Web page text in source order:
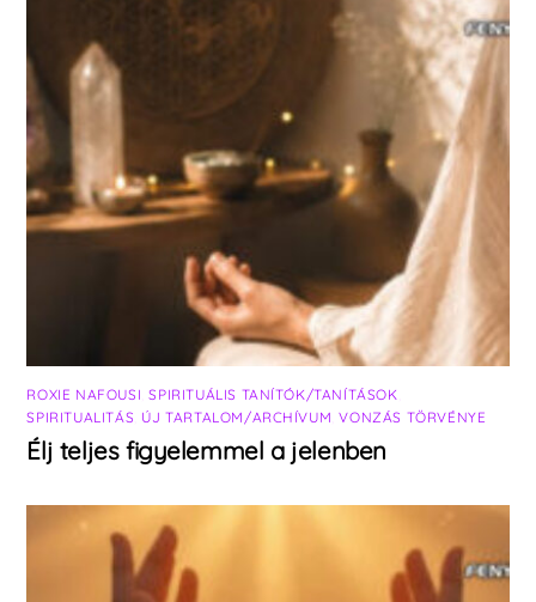
ROXIE NAFOUSI ,SPIRITUÁLIS TANÍTÓK/TANÍTÁSOK
SPIRITUALITÁS ÚJ TARTALOM/ARCHÍVUM ,VONZÁS TÖRVÉNYE
Élj teljes figyelemmel a jelenben